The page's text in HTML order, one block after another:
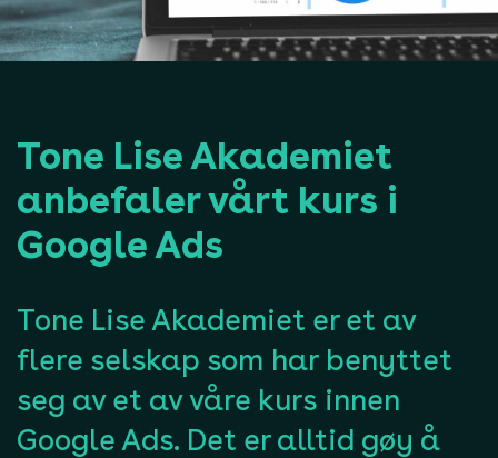
Tone Lise Akademiet
anbefaler vårt kurs i
Google Ads
Tone Lise Akademiet er et av
flere selskap som har benyttet
seg av et av våre kurs innen
Google Ads. Det er alltid gøy å